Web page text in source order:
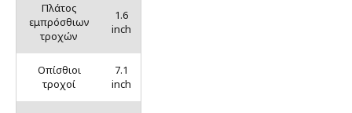
Πλάτος
εμπρόσθιων
τροχών
1.6
inch
Οπίσθιοι
τροχοί
7.1
inch